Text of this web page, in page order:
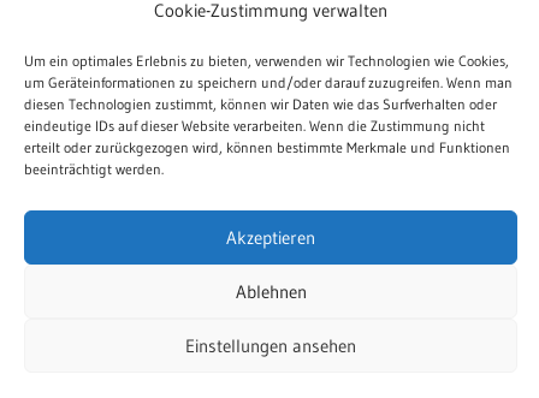
Cookie-Zustimmung verwalten
Um ein optimales Erlebnis zu bieten, verwenden wir Technologien wie Cookies,
um Geräteinformationen zu speichern und/oder darauf zuzugreifen. Wenn man
diesen Technologien zustimmt, können wir Daten wie das Surfverhalten oder
eindeutige IDs auf dieser Website verarbeiten. Wenn die Zustimmung nicht
erteilt oder zurückgezogen wird, können bestimmte Merkmale und Funktionen
beeinträchtigt werden.
Akzeptieren
Ablehnen
Einstellungen ansehen
Segen:
Der HERR segne dich und behüte dich. Der HERR
lasse sein Angesicht leuchten über dir und sei der
Amen.
DAMNATZ GOTTESDIENST